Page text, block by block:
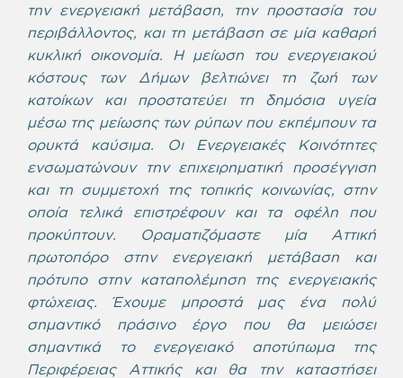
την ενεργειακή μετάβαση, την προστασία του
περιβάλλοντος, και τη μετάβαση σε μία καθαρή
κυκλική οικονομία. Η μείωση του ενεργειακού
κόστους των Δήμων βελτιώνει τη ζωή των
κατοίκων και προστατεύει τη δημόσια υγεία
μέσω της μείωσης των ρύπων που εκπέμπουν τα
ορυκτά καύσιμα. Οι Ενεργειακές Κοινότητες
ενσωματώνουν την επιχειρηματική προσέγγιση
και τη συμμετοχή της τοπικής κοινωνίας, στην
οποία τελικά επιστρέφουν και τα οφέλη που
προκύπτουν. Οραματιζόμαστε μία Αττική
πρωτοπόρο στην ενεργειακή μετάβαση και
πρότυπο στην καταπολέμηση της ενεργειακής
φτώχειας. Έχουμε μπροστά μας ένα πολύ
σημαντικό πράσινο έργο που θα μειώσει
σημαντικά το ενεργειακό αποτύπωμα της
Περιφέρειας Αττικής και θα την καταστήσει